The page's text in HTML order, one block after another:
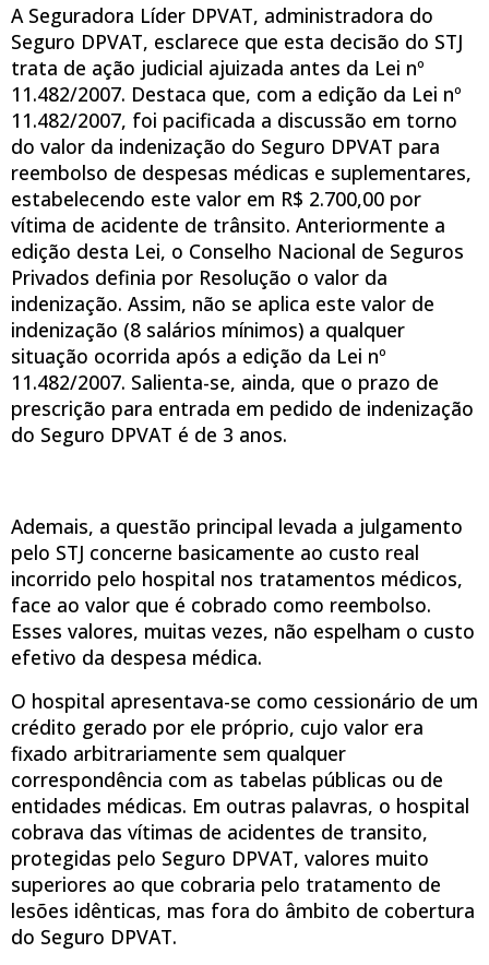
A Seguradora Líder DPVAT, administradora do
Seguro DPVAT, esclarece que esta decisão do STJ
trata de ação judicial ajuizada antes da Lei nº
11.482/2007. Destaca que, com a edição da Lei nº
11.482/2007, foi pacificada a discussão em torno
do valor da indenização do Seguro DPVAT para
reembolso de despesas médicas e suplementares,
estabelecendo este valor em R$ 2.700,00 por
vítima de acidente de trânsito. Anteriormente a
edição desta Lei, o Conselho Nacional de Seguros
Privados definia por Resolução o valor da
indenização. Assim, não se aplica este valor de
indenização (8 salários mínimos) a qualquer
situação ocorrida após a edição da Lei nº
11.482/2007. Salienta-se, ainda, que o prazo de
prescrição para entrada em pedido de indenização
do Seguro DPVAT é de 3 anos.
Ademais, a questão principal levada a julgamento
pelo STJ concerne basicamente ao custo real
incorrido pelo hospital nos tratamentos médicos,
face ao valor que é cobrado como reembolso.
Esses valores, muitas vezes, não espelham o custo
efetivo da despesa médica.
O hospital apresentava-se como cessionário de um
crédito gerado por ele próprio, cujo valor era
fixado arbitrariamente sem qualquer
correspondência com as tabelas públicas ou de
entidades médicas. Em outras palavras, o hospital
cobrava das vítimas de acidentes de transito,
protegidas pelo Seguro DPVAT, valores muito
superiores ao que cobraria pelo tratamento de
lesões idênticas, mas fora do âmbito de cobertura
do Seguro DPVAT.